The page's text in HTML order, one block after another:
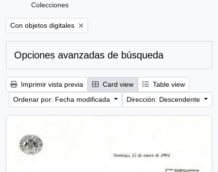
Colecciones
Remove filter:
Con objetos digitales
Opciones avanzadas de búsqueda
Imprimir vista previa Card view
Table view
Ordenar por: Fecha modificada
Dirección: Descendente